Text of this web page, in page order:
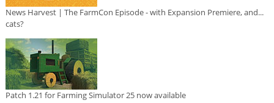
News Harvest | The FarmCon Episode - with Expansion Premiere, and...
cats?
Patch 1.21 for Farming Simulator 25 now available